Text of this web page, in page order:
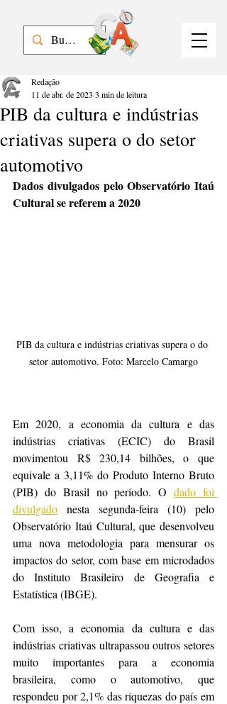
PIB da cultura e indústrias
criativas supera o do setor
automotivo
Redação
11 de abr. de 2023 3 min de leitura
Dados divulgados pelo Observatório Itaú
Cultural se referem a 2020
PIB da cultura e indústrias criativas supera o do
setor automotivo. Foto: Marcelo Camargo
Em 2020, a economia da cultura e das
indústrias criativas (ECIC) do Brasil
movimentou R$ 230,14 bilhões, o que
equivale a 3,11% do Produto Interno Bruto
(PIB) do Brasil no período. O dado foi
divulgado nesta segunda-feira (10) pelo
Observatório Itaú Cultural, que desenvolveu
uma nova metodologia para mensurar os
impactos do setor, com base em microdados
do Instituto Brasileiro de Geografia e
Estatística (IBGE).
Com isso, a economia da cultura e das
indústrias criativas ultrapassou outros setores
muito importantes para a economia
brasileira, como o automotivo, que
respondeu por 2,1% das riquezas do país em